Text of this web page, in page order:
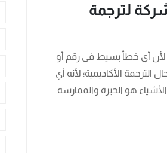
لترجمة
لأن أي خطأ بسيط في رقم أو
الأكاديمية؛ لأنه أي
هو الخبرة والممارسة